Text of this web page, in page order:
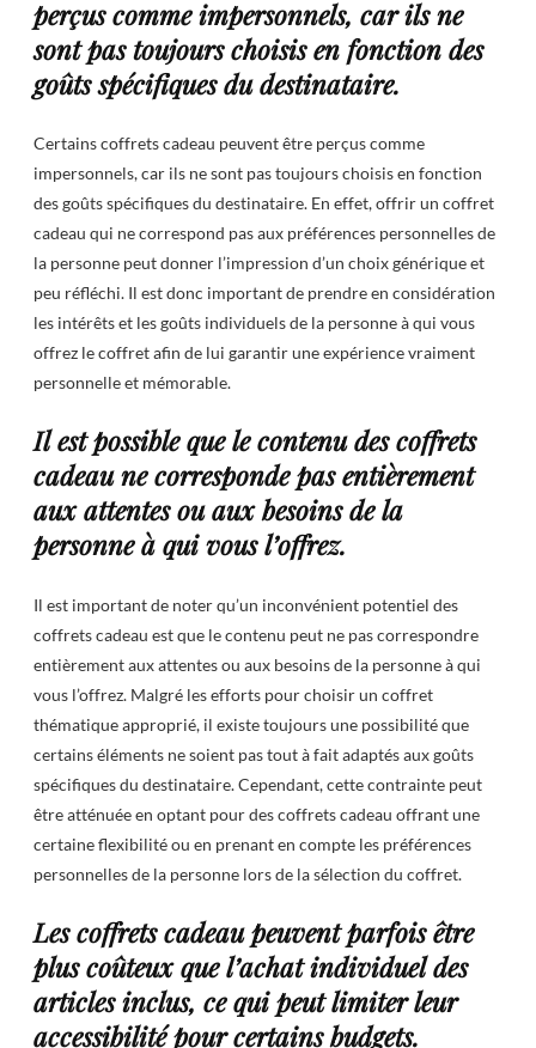
perçus comme impersonnels, car ils ne
sont pas toujours choisis en fonction des
goûts spécifiques du destinataire.
Certains coffrets cadeau peuvent être perçus comme
impersonnels, car ils ne sont pas toujours choisis en fonction
des goûts spécifiques du destinataire. En effet, offrir un coffret
cadeau qui ne correspond pas aux préférences personnelles de
la personne peut donner l’impression d’un choix générique et
peu réfléchi. Il est donc important de prendre en considération
les intérêts et les goûts individuels de la personne à qui vous
offrez le coffret afin de lui garantir une expérience vraiment
personnelle et mémorable.
Il est possible que le contenu des coffrets
cadeau ne corresponde pas entièrement
aux attentes ou aux besoins de la
personne à qui vous l’offrez.
Il est important de noter qu’un inconvénient potentiel des
coffrets cadeau est que le contenu peut ne pas correspondre
entièrement aux attentes ou aux besoins de la personne à qui
vous l’offrez. Malgré les efforts pour choisir un coffret
thématique approprié, il existe toujours une possibilité que
certains éléments ne soient pas tout à fait adaptés aux goûts
spécifiques du destinataire. Cependant, cette contrainte peut
être atténuée en optant pour des coffrets cadeau offrant une
certaine flexibilité ou en prenant en compte les préférences
personnelles de la personne lors de la sélection du coffret.
Les coffrets cadeau peuvent parfois être
plus coûteux que l’achat individuel des
articles inclus, ce qui peut limiter leur
accessibilité pour certains budgets.